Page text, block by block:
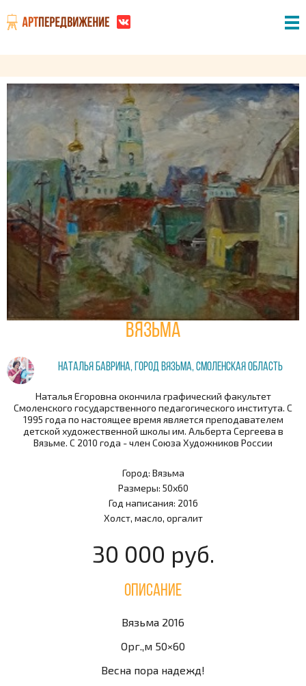
Вязьма
Наталья Баврина, город Вязьма, Смоленская область
Наталья Егоровна окончила графический факультет
Смоленского государственного педагогического института. С
1995 года по настоящее время является преподавателем
детской художественной школы им. Альберта Сергеева в
Вязьме. С 2010 года - член Союза Художников России
Город: Вязьма
Размеры: 50х60
Год написания: 2016
Холст, масло, оргалит
30 000 руб.
Описание
Вязьма 2016
Орг.,м 50×60
Весна пора надежд!